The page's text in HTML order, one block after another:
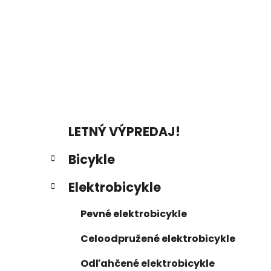
Preskočiť
kategórie
e
ó
LETNÝ VÝPREDAJ!
Bicykle
Elektrobicykle
Pevné elektrobicykle
Celoodpružené elektrobicykle
Odľahčené elektrobicykle